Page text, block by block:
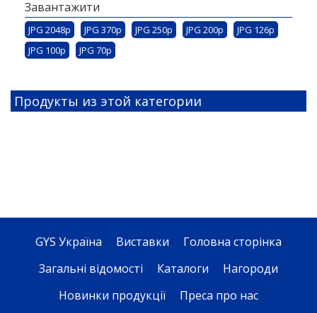
Завантажити
JPG 2048p JPG 370p JPG 250p JPG 200p
JPG 126p
JPG 100p
JPG 70p
Продукты из этой категории
GYS Україна Виставки
Головна сторінка
Загальні відомості
Каталоги
Нагороди
Новинки продукції
Преса про нас